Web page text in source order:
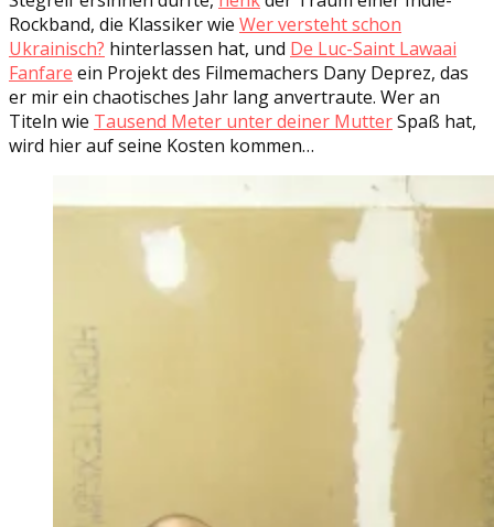
Rockband, die Klassiker wie Wer versteht schon
Ukrainisch? hinterlassen hat, und De Luc-Saint Lawaai
Fanfare ein Projekt des Filmemachers Dany Deprez, das
er mir ein chaotisches Jahr lang anvertraute. Wer an
Titeln wie Tausend Meter unter deiner MutterSpaß hat,
wird hier auf seine Kosten kommen…